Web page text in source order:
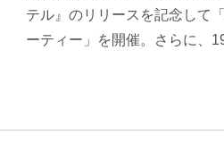
テル』のリリースを記念して
ーティー」を開催。さらに、